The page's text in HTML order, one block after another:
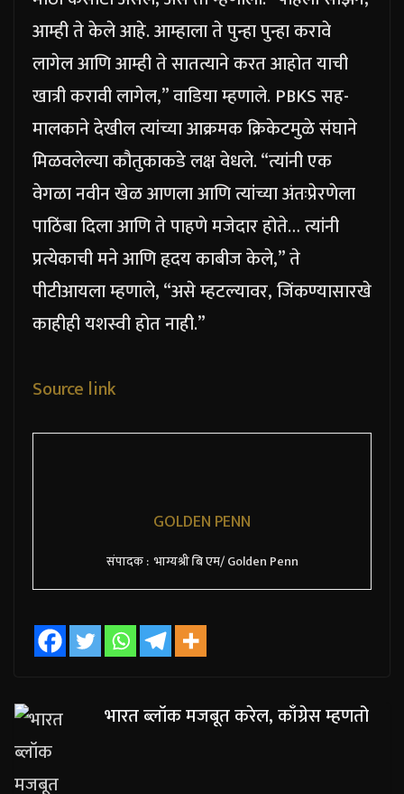
आम्ही ते केले आहे. आम्हाला ते पुन्हा पुन्हा करावे
लागेल आणि आम्ही ते सातत्याने करत आहोत याची
खात्री करावी लागेल,” वाडिया म्हणाले. PBKS सह-
मालकाने देखील त्यांच्या आक्रमक क्रिकेटमुळे संघाने
मिळवलेल्या कौतुकाकडे लक्ष वेधले. “त्यांनी एक
वेगळा नवीन खेळ आणला आणि त्यांच्या अंतःप्रेरणेला
पाठिंबा दिला आणि ते पाहणे मजेदार होते… त्यांनी
प्रत्येकाची मने आणि हृदय काबीज केले,” ते
पीटीआयला म्हणाले, “असे म्हटल्यावर, जिंकण्यासारखे
काहीही यशस्वी होत नाही.”
Source link
GOLDEN PENN
संपादक : भाग्यश्री बि एम/ Golden Penn
भारत ब्लॉक मजबूत करेल, काँग्रेस म्हणतो